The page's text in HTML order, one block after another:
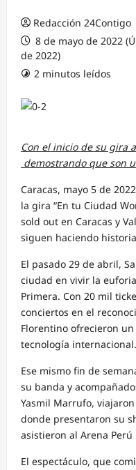
Redacción 24Contigo
8 de mayo de 2022
de 2022)
2 minutos leídos
Con el inicio de su gira
demostrando que son
Caracas, mayo 5 de
la gira “En tu Ciudad
sold out en Caracas y
siguen haciendo
El pasado 29 de abril,
ciudad en vivir la
Primera. Con 20 mil
conciertos en el
Florentino ofrecieron
tecnología internacional.
Ese mismo fin de
su banda y
Yasmil Marrufo,
donde presentaron su
asistieron al Arena
El espectáculo, que